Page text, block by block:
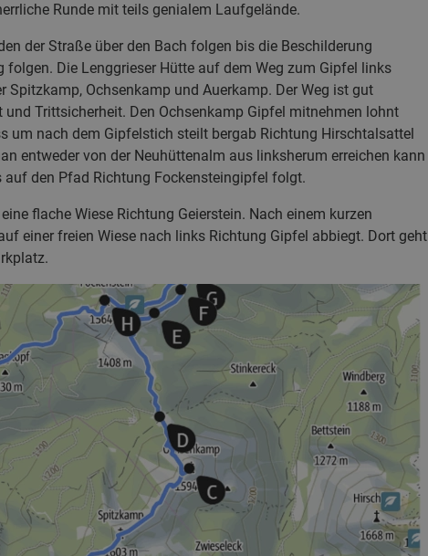
Runde mit teils genialem Laufgelände.
der Straße über den Bach folgen bis die Beschilderung
Die Lenggrieser Hütte auf dem Weg zum Gipfel links
Spitzkamp, Ochsenkamp und Auerkamp. Der Weg ist gut
Trittsicherheit. Den Ochsenkamp Gipfel mitnehmen lohnt
um nach dem Gipfelstich steilt bergab Richtung Hirschtalsattel
entweder von der Neuhüttenalm aus linksherum erreichen kann
den Pfad Richtung Fockensteingipfel folgt.
flache Wiese Richtung Geierstein. Nach einem kurzen
einer freien Wiese nach links Richtung Gipfel abbiegt. Dort geht